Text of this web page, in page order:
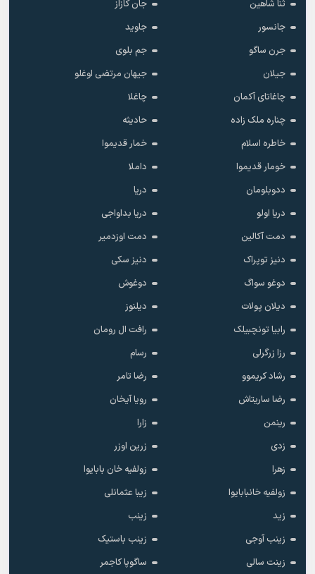
ثنا شاهین
جان کازاز
جانسور
جاوید
جرن ساگو
جم بلوی
جیلان
جیهان مرتضی اوغلو
چاغاتای آکمان
چاغلا
چناره ملک زاده
حادیثه
خاطره اسلام
خمار قدیموا
خومار قدیموا
داملا
ددوبلومان
دریا
دریا اولو
دریا بداواجی
دمت آکالین
دمت اوزدمیر
دنیز توپراک
دنیز سکی
دوغو سواگ
دوغوش
دیلان پولات
دیلنوز
رابیا تونچبیلک
رافت ال رومان
رزا زرگرلی
رسام
رشاد کریموو
رضا تامر
رضا ساریتاش
رویا آیخان
رینمن
زارا
زدی
زرین اوزر
زهرا
زولفیه خان بابایوا
زولفیه خانبابایوا
زیبا عثمانلی
زید
زینب
زینب آوجی
زینب باستیک
زینت سالی
ساگوپا کاجمر